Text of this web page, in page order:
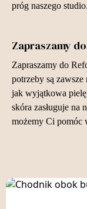
próg naszego studio.
Zapraszamy
Zapraszamy do
potrzeby są
jak wyjątkowa
skóra zasługuje na
możemy Ci pomóc